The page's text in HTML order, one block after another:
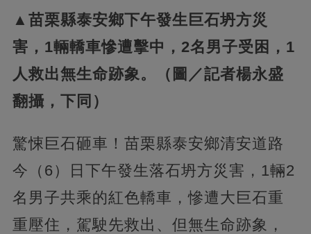
▲苗栗縣泰安鄉下午發生巨石坍方災
害，1輛轎車慘遭擊中，2名男子受困，1
人救出無生命跡象。（圖／記者楊永盛
翻攝，下同）
驚悚巨石砸車！苗栗縣泰安鄉清安道路
今（6）日下午發生落石坍方災害，1輛2
名男子共乘的紅色轎車，慘遭大巨石重
重壓住，駕駛先救出、但無生命跡象，